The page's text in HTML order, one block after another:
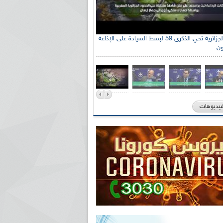
الإذاعة الجزائرية تحي الذكرى 59 لبسط السيادة على الإذاعة